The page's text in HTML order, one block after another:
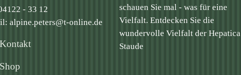
- 33 12
alpine.peters@t-online.de
schauen Sie mal - was für eine
Vielfalt. Entdecken Sie die
wundervolle Vielfalt der Hepatica
Staude